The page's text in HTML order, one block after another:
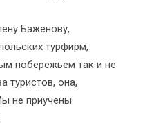
Баженову,
турфирм,
побережьем так и не
туристов, она,
не приучены